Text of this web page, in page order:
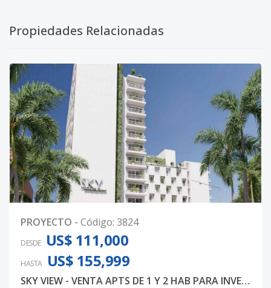
Propiedades Relacionadas
PROYECTO - Código: 3824
DESDE US$ 111,000
HASTA US$ 155,999
SKY VIEW - VENTA APTS DE 1 Y 2 HAB PARA INVERSION